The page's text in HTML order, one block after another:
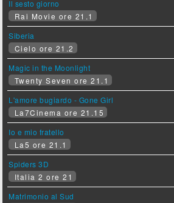
Il sesto giorno
Rai Movie ore 21.1
Siberia
Cielo ore 21.2
Magic in the Moonlight
Twenty Seven ore 21.1
L'amore bugiardo - Gone Girl
La7Cinema ore 21.15
Io e mio fratello
La5 ore 21.1
Spiders 3D
Italia 2 ore 21
Matrimonio al Sud